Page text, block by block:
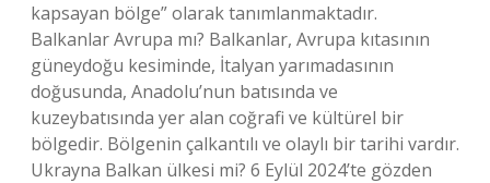
kapsayan bölge” olarak tanımlanmaktadır.
Balkanlar Avrupa mı? Balkanlar, Avrupa kıtasının
güneydoğu kesiminde, İtalyan yarımadasının
doğusunda, Anadolu’nun batısında ve
kuzeybatısında yer alan coğrafi ve kültürel bir
bölgedir. Bölgenin çalkantılı ve olaylı bir tarihi vardır.
Ukrayna Balkan ülkesi mi? 6 Eylül 2024’te gözden